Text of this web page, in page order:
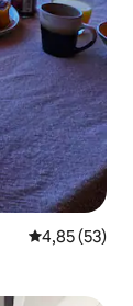
Évaluation
4,85 (53)